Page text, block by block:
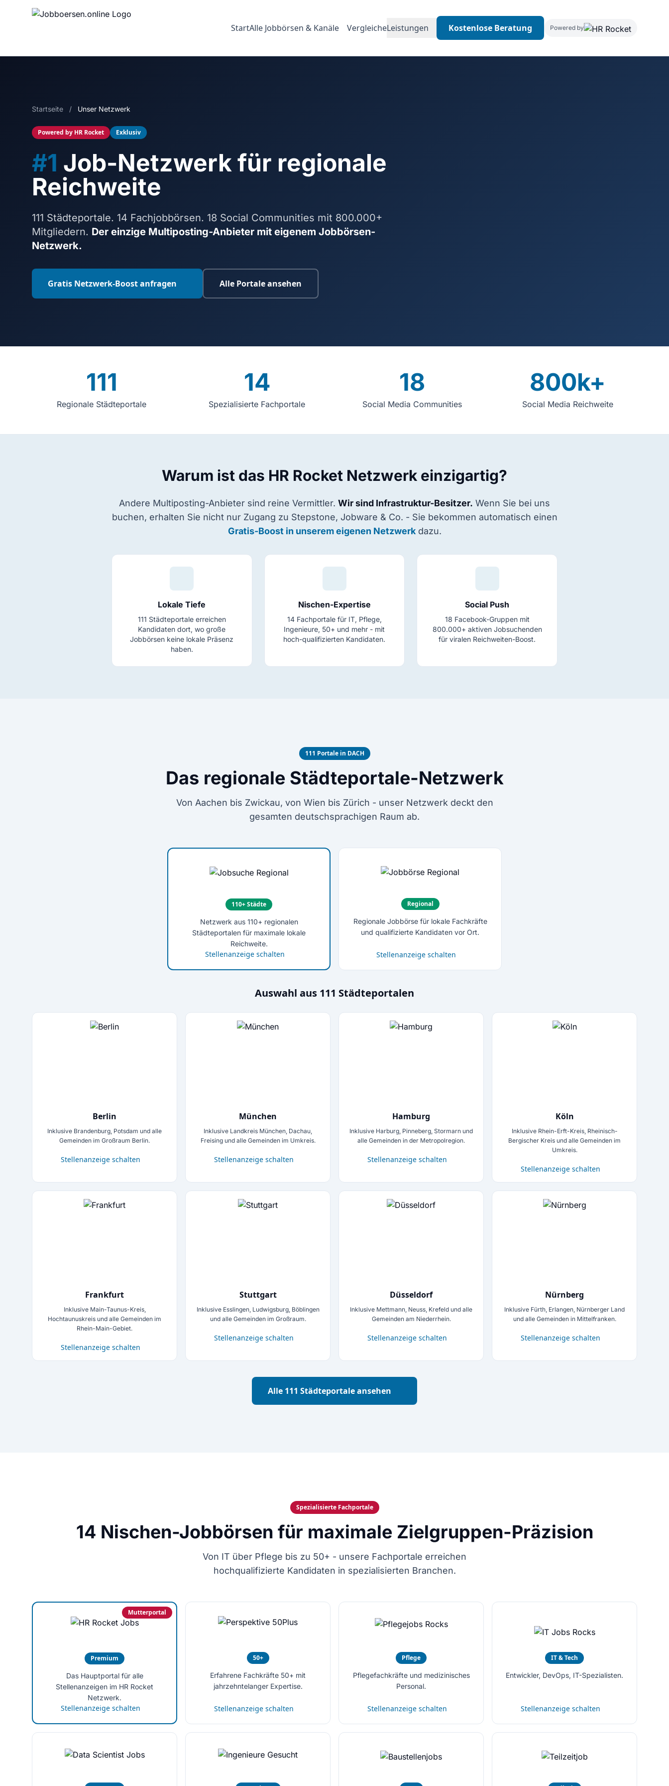
StartAlle Jobbörsen & Kanäle VergleicheLeistungen Kostenlose Beratung Powered by
Startseite / Unser Netzwerk
Powered by HR Rocket Exklusiv
#1 Job-Netzwerk für regionale
Reichweite
111 Städteportale. 14 Fachjobbörsen. 18 Social Communities mit 800.000+
Mitgliedern. Der einzige Multiposting-Anbieter mit eigenem Jobbörsen-
Netzwerk.
Gratis Netzwerk-Boost anfragen Alle Portale ansehen
111
Regionale Städteportale
14
Spezialisierte Fachportale
18
Social Media Communities
800k+
Social Media Reichweite
Warum ist das HR Rocket Netzwerk einzigartig?
Andere Multiposting-Anbieter sind reine Vermittler. Wir sind Infrastruktur-Besitzer. Wenn Sie bei uns
buchen, erhalten Sie nicht nur Zugang zu Stepstone, Jobware & Co. - Sie bekommen automatisch einen
Gratis-Boost in unserem eigenen Netzwerkdazu.
Lokale Tiefe
111 Städteportale erreichen
Kandidaten dort, wo große
Jobbörsen keine lokale Präsenz
haben.
Nischen-Expertise
14 Fachportale für IT, Pflege,
Ingenieure, 50+ und mehr - mit
hoch-qualifizierten Kandidaten.
Social Push
18 Facebook-Gruppen mit
800.000+ aktiven Jobsuchenden
für viralen Reichweiten-Boost.
111 Portale in DACH
Das regionale Städteportale-Netzwerk
Von Aachen bis Zwickau, von Wien bis Zürich - unser Netzwerk deckt den
gesamten deutschsprachigen Raum ab.
110+ Städte
Netzwerk aus 110+ regionalen
Städteportalen für maximale lokale
Reichweite.
Stellenanzeige schalten
Regional
Regionale Jobbörse für lokale Fachkräfte
und qualifizierte Kandidaten vor Ort.
Stellenanzeige schalten
Auswahl aus 111 Städteportalen
Berlin
Inklusive Brandenburg, Potsdam und alle
Gemeinden im Großraum Berlin.
Stellenanzeige schalten
München
Inklusive Landkreis München, Dachau,
Freising und alle Gemeinden im Umkreis.
Stellenanzeige schalten
Hamburg
Inklusive Harburg, Pinneberg, Stormarn und
alle Gemeinden in der Metropolregion.
Stellenanzeige schalten
Köln
Inklusive Rhein-Erft-Kreis, Rheinisch-
Bergischer Kreis und alle Gemeinden im
Umkreis.
Stellenanzeige schalten
Frankfurt
Inklusive Main-Taunus-Kreis,
Hochtaunuskreis und alle Gemeinden im
Rhein-Main-Gebiet.
Stellenanzeige schalten
Stuttgart
Inklusive Esslingen, Ludwigsburg, Böblingen
und alle Gemeinden im Großraum.
Stellenanzeige schalten
Düsseldorf
Inklusive Mettmann, Neuss, Krefeld und alle
Gemeinden am Niederrhein.
Stellenanzeige schalten
Nürnberg
Inklusive Fürth, Erlangen, Nürnberger Land
und alle Gemeinden in Mittelfranken.
Stellenanzeige schalten
Alle 111 Städteportale ansehen
Spezialisierte Fachportale
14 Nischen-Jobbörsen für maximale Zielgruppen-Präzision
Von IT über Pflege bis zu 50+ - unsere Fachportale erreichen
hochqualifizierte Kandidaten in spezialisierten Branchen.
Mutterportal
Premium
Das Hauptportal für alle
Stellenanzeigen im HR Rocket
Netzwerk.
Stellenanzeige schalten
50+
Erfahrene Fachkräfte 50+ mit
jahrzehntelanger Expertise.
Stellenanzeige schalten
Pflege
Pflegefachkräfte und medizinisches
Personal.
Stellenanzeige schalten
IT & Tech
Entwickler, DevOps, IT-Spezialisten.
Stellenanzeige schalten